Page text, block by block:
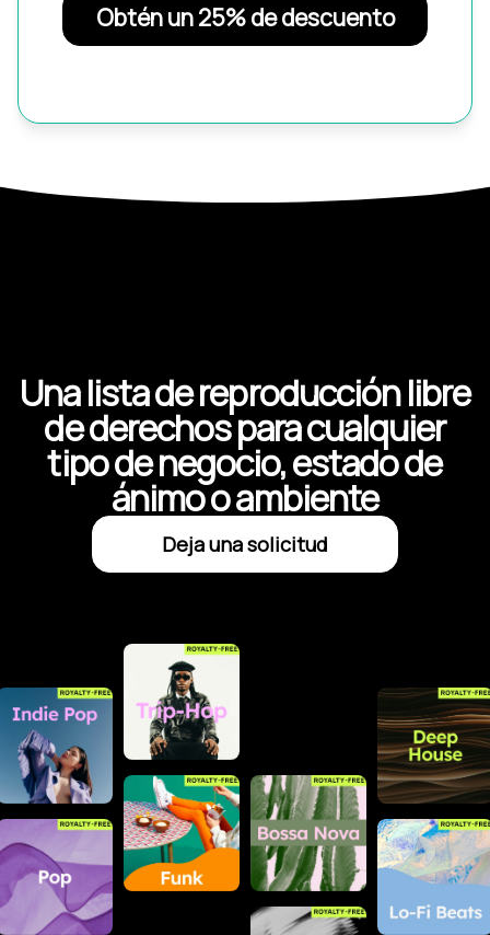
Obtén un 25% de descuento
Una lista de reproducción libre
de derechos para cualquier
tipo de negocio, estado de
ánimo o ambiente
Deja una solicitud